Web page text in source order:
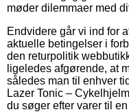
møder dilemmaer med
Endvidere går vi ind for
aktuelle betingelser i
den returpolitik
ligeledes afgørende, at
således man til enhver
Lazer Tonic –
du søger efter varer til